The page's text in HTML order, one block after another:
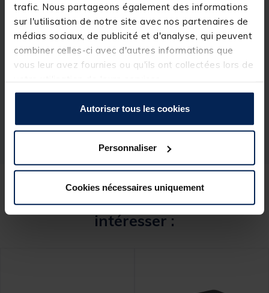
trafic. Nous partageons également des informations
sur l'utilisation de notre site avec nos partenaires de
médias sociaux, de publicité et d'analyse, qui peuvent
combiner celles-ci avec d'autres informations que
vous leur avez fournies ou qu'ils ont collectées lors de
Autoriser tous les cookies
Personnaliser
Cookies nécessaires uniquement
Spécifications
RIVE
Ces produits pourraient vous
intéresser :